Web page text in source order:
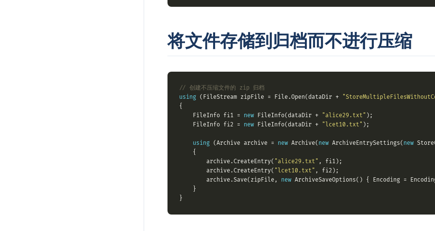
将文件存储到归档而不进行压缩
// 创建不压缩文件的 zip 归档
using (FileStream zipFile = File.Open(dataDir +
    FileInfo fi1 =
new FileInfo(dataDir + "alice29.txt"
    FileInfo fi2 =
new FileInfo(dataDir + "lcet10.txt"
using (Archive archive = new Archive( new ArchiveEntrySettings( new
        archive.CreateEntry(
"alice29.txt"
        archive.CreateEntry(
"lcet10.txt"
        archive.Save(zipFile,
new